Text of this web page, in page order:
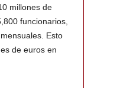
millones de
funcionarios,
Esto
de euros en